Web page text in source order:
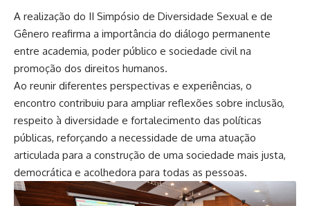
A realização do II Simpósio de Diversidade Sexual e de
Gênero reafirma a importância do diálogo permanente
entre academia, poder público e sociedade civil na
promoção dos direitos humanos.
Ao reunir diferentes perspectivas e experiências, o
encontro contribuiu para ampliar reflexões sobre inclusão,
respeito à diversidade e fortalecimento das políticas
públicas, reforçando a necessidade de uma atuação
articulada para a construção de uma sociedade mais justa,
democrática e acolhedora para todas as pessoas.